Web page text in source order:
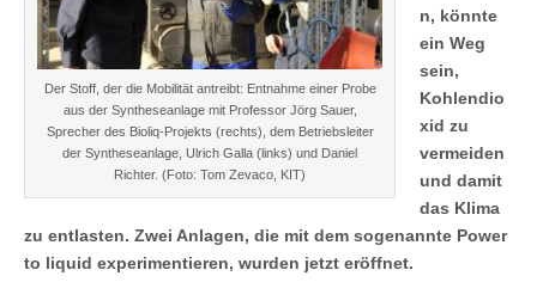
Der Stoff, der die Mobilität antreibt: Entnahme einer Probe
aus der Syntheseanlage mit Professor Jörg Sauer,
Sprecher des Bioliq-Projekts (rechts), dem Betriebsleiter
der Syntheseanlage, Ulrich Galla (links) und Daniel
Richter. (Foto: Tom Zevaco, KIT)
n, könnte
ein Weg
sein,
Kohlendio
xid zu
vermeiden
und damit
das Klima
zu entlasten. Zwei Anlagen, die mit dem sogenannte Power
to liquid experimentieren, wurden jetzt eröffnet.